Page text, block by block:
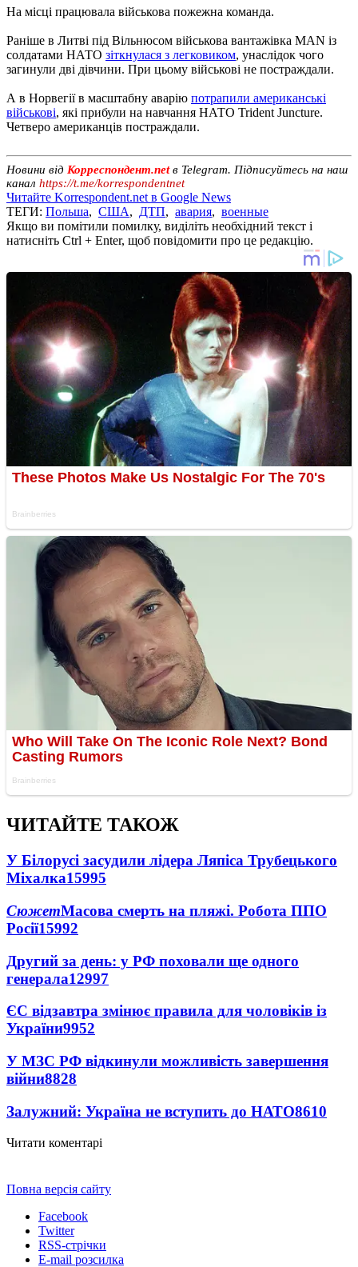
На місці працювала військова пожежна команда.
Раніше в Литві під Вільнюсом військова вантажівка MAN із
солдатами НАТО зіткнулася з легковиком, унаслідок чого
загинули дві дівчини. При цьому військові не постраждали.
А в Норвегії в масштабну аварію потрапили американські
військові, які прибули на навчання НАТО Trident Juncture.
Четверо американців постраждали.
Новини від Корреспондент.netв Telegram. Підписуйтесь на наш
канал https://t.me/korrespondentnet
Читайте Korrespondent.net в Google News
ТЕГИ: Польша, США, ДТП, авария, военные
Якщо ви помітили помилку, виділіть необхідний текст і
натисніть Ctrl + Enter, щоб повідомити про це редакцію.
ЧИТАЙТЕ ТАКОЖ
У Білорусі засудили лідера Ляпіса Трубецького
Міхалка15995
СюжетМасова смерть на пляжі. Робота ППО
Росії15992
Другий за день: у РФ поховали ще одного
генерала12997
ЄС відзавтра змінює правила для чоловіків із
України9952
У МЗС РФ відкинули можливість завершення
війни8828
Залужний: Україна не вступить до НАТО8610
Читати коментарі
Повна версія сайту
Facebook
Twitter
RSS-стрічки
E-mail розсилка